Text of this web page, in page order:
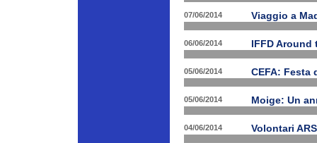
07/06/2014 Viaggio a
06/06/2014 IFFD
05/06/2014 CEFA: Festa
05/06/2014 Moige: Un
04/06/2014 Volontari